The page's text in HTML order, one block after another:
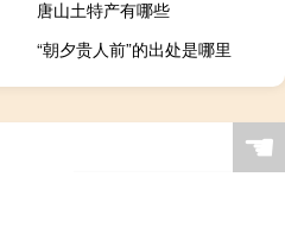
唐山土特产有哪些
“朝夕贵人前”的出处是哪里
☚